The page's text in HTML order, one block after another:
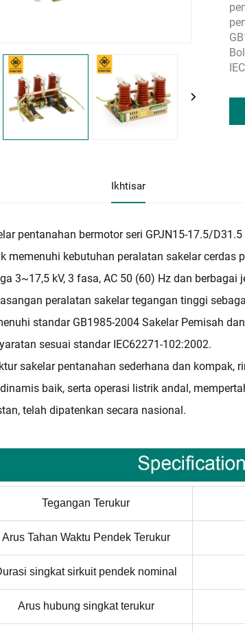
Ikhtisar
pentanahan bermotor seri GPJN15-17.5/
memenuhi kebutuhan peralatan sakelar
3~17,5 kV, 3 fasa, AC 50 (60) Hz dan
peralatan sakelar tegangan tinggi
standar GB1985-2004 Sakelar Pemisah
sesuai standar IEC62271-102:2002.
sakelar pentanahan sederhana dan kompak,
baik, serta operasi listrik andal,
telah dipatenkan secara nasional.
Tegangan Terukur
Arus Tahan Waktu Pendek Terukur
singkat sirkuit pendek nominal
Arus hubung singkat terukur